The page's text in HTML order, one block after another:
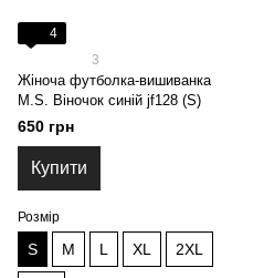
4
3
Жіноча футболка-вишиванка
M.S. Віночок синій jf128 (S)
650 грн
Купити
Розмір
S M L XL 2XL